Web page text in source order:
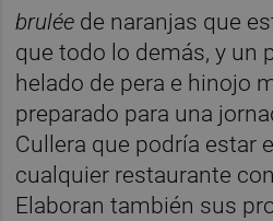
brulée de naranjas que
que todo lo demás, y un
helado de pera e hinojo
preparado para una
Cullera que podría estar
cualquier restaurante
Elaboran también sus